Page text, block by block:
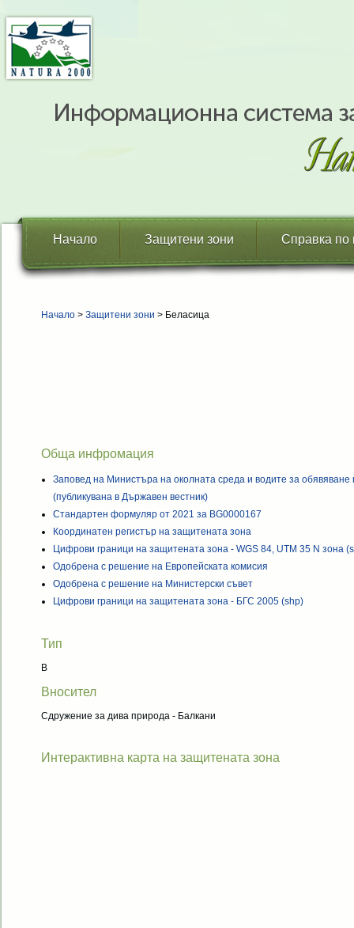
Начало Защитени зони Справка по
Начало > Защитени зони > Беласица
Обща инфромация
Заповед на Министъра на околната среда и водите за
(публикувана в Държавен вестник)
Стандартен формуляр от 2021 за BG0000167
Координатен регистър на защитената зона
Цифрови граници на защитената зона - WGS 84, UTM 35 N зона
Одобрена с решение на Европейската комисия
Одобрена с решение на Министерски съвет
Цифрови граници на защитената зона - БГС 2005 (shp)
Тип
B
Вносител
Сдружение за дива природа - Балкани
Интерактивна карта на защитената зона